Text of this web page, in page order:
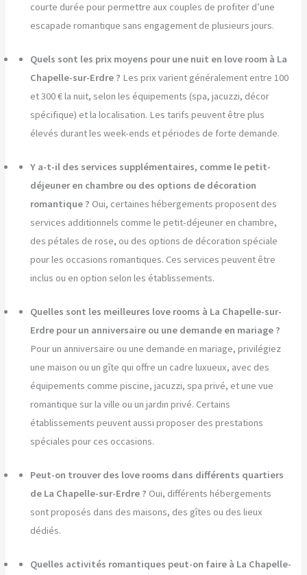
courte durée pour permettre aux couples de profiter d’une
escapade romantique sans engagement de plusieurs jours.
Quels sont les prix moyens pour une nuit en love room à La
Chapelle-sur-Erdre ? Les prix varient généralement entre 100
et 300 € la nuit, selon les équipements (spa, jacuzzi, décor
spécifique) et la localisation. Les tarifs peuvent être plus
élevés durant les week-ends et périodes de forte demande.
Y a-t-il des services supplémentaires, comme le petit-
déjeuner en chambre ou des options de décoration
romantique ? Oui, certaines hébergements proposent des
services additionnels comme le petit-déjeuner en chambre,
des pétales de rose, ou des options de décoration spéciale
pour les occasions romantiques. Ces services peuvent être
inclus ou en option selon les établissements.
Quelles sont les meilleures love rooms à La Chapelle-sur-
Erdre pour un anniversaire ou une demande en mariage ?
Pour un anniversaire ou une demande en mariage, privilégiez
une maison ou un gîte qui offre un cadre luxueux, avec des
équipements comme piscine, jacuzzi, spa privé, et une vue
romantique sur la ville ou un jardin privé. Certains
établissements peuvent aussi proposer des prestations
spéciales pour ces occasions.
Peut-on trouver des love rooms dans différents quartiers
de La Chapelle-sur-Erdre ? Oui, différents hébergements
sont proposés dans des maisons, des gîtes ou des lieux
dédiés.
Quelles activités romantiques peut-on faire à La Chapelle-